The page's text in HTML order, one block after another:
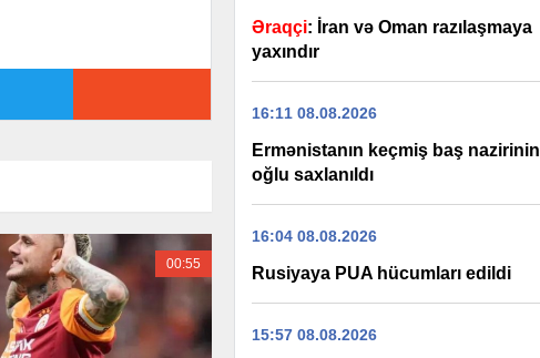
00:55
Əraqçi: İran və Oman razılaşmaya
yaxındır
16:11 08.08.2026
Ermənistanın keçmiş baş nazirinin
oğlu saxlanıldı
16:04 08.08.2026
Rusiyaya PUA hücumları edildi
15:57 08.08.2026